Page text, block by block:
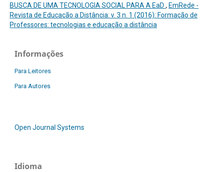
BUSCA DE UMA TECNOLOGIA SOCIAL PARA A EaD , EmRede -
Revista de Educação a Distância: v. 3 n. 1 (2016): Formação de
Professores: tecnologias e educação a distância
Informações
Para Leitores
Para Autores
Open Journal Systems
Idioma